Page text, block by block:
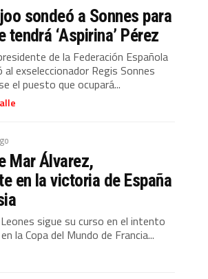
sondeó a Sonnes para
tendrá ‘Aspirina’ Pérez
de la Federación Española
al exseleccionador Regis Sonnes
el puesto que ocupará...
Mar Álvarez,
en la victoria de España
sigue su curso en el intento
la Copa del Mundo de Francia...